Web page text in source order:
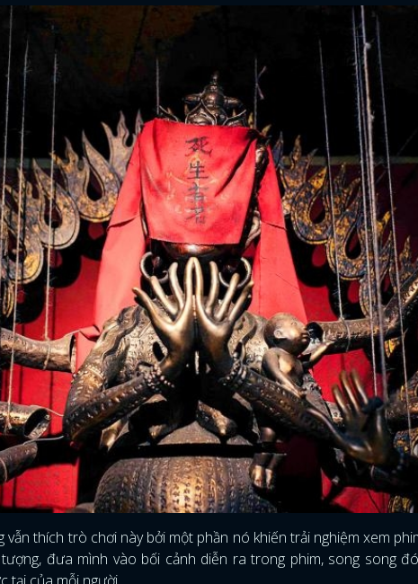
ĐĂNG
FACEBOOK
vẫn thích trò chơi này bởi một phần nó khiến trải nghiệm xem
tượng, đưa mình vào bối cảnh diễn ra trong phim, song song